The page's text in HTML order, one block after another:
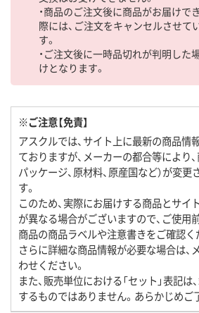
・商品のご注文後に商品がお届けで
際には、ご注文をキャンセルさせて
す。
・ご注文後に一時品切れが判明した
けとなります。
※ご注意【免責】
アスクルでは、サイト上に最新の商品情
ておりますが、メーカーの都合等により、
パッケージ、原材料、原産国など）が変
す。
このため、実際にお届けする商品とサイ
が異なる場合がございますので、ご使用
商品の商品ラベルや注意書きをご確認く
さらに詳細な商品情報が必要な場合は、
わせください。
また、販売単位における「セット」表記
するものではありません。あらかじめご